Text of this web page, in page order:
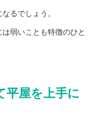
るでしょう。
弱いことも特徴のひと
平屋を上手に